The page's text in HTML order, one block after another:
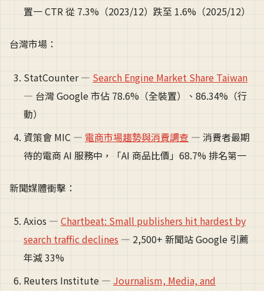
置一 CTR 從 7.3%（2023/12）跌至 1.6%（2025/12）
台灣市場：
StatCounter — Search Engine Market Share Taiwan
— 台灣 Google 市佔 78.6%（全裝置）、86.34%（行
動）
資策會 MIC — 電商市場趨勢與消費調查 — 消費者最期
待的電商 AI 服務中，「AI 商品比價」68.7% 排名第一
新聞媒體衝擊：
Axios — Chartbeat: Small publishers hit hardest by
search traffic declines — 2,500+ 新聞站 Google 引薦
年減 33%
Reuters Institute — Journalism, Media, and